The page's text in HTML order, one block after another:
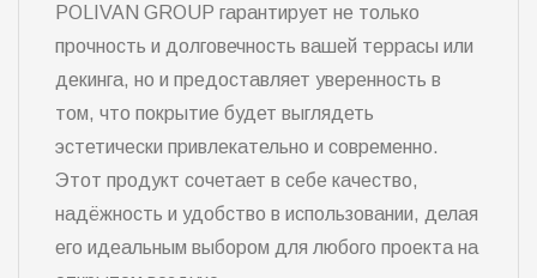
POLIVAN GROUP гарантирует не только
прочность и долговечность вашей террасы или
декинга, но и предоставляет уверенность в
том, что покрытие будет выглядеть
эстетически привлекательно и современно.
Этот продукт сочетает в себе качество,
надёжность и удобство в использовании, делая
его идеальным выбором для любого проекта на